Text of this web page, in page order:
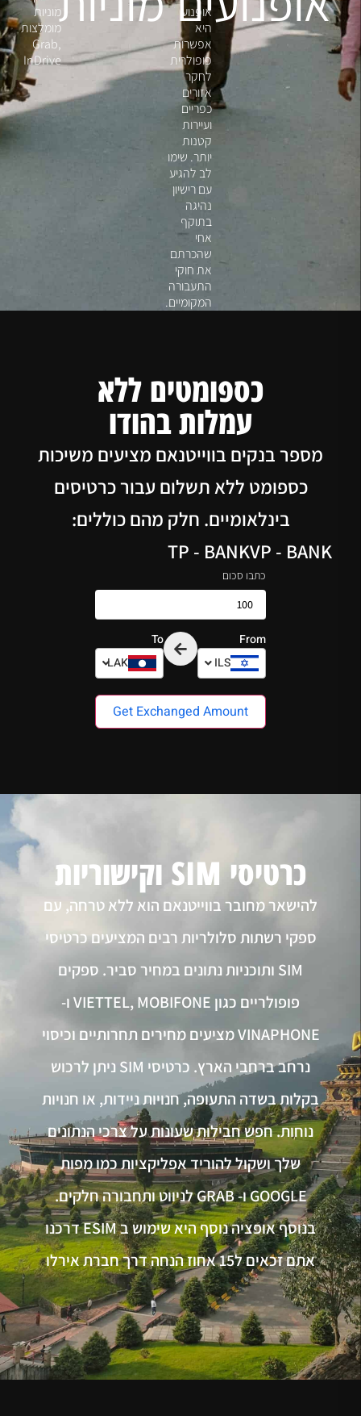
אופנוע
היא
אפשרות
פופולרית
לחקר
אזורים
כפריים
ועיירות
קטנות
יותר. שימו
לב להגיע
עם רישיון
נהיגה
בתוקף
אחי
שהכרתם
את חוקי
התעבורה
המקומיים.
מוניות
מומלצות
Grab,
InDrive
כספומטים ללא
עמלות בהודו
מספר בנקים בווייטנאם מציעים משיכות
כספומט ללא תשלום עבור כרטיסים
בינלאומיים. חלק מהם כוללים:
VP - BANK
TP - BANK
כתבו סכום
From
ILS
To
LAK
Get Exchanged Amount
כרטיסי SIM וקישוריות
להישאר מחובר בווייטנאם הוא ללא טרחה, עם
ספקי רשתות סלולריות רבים המציעים כרטיסי
SIM ותוכניות נתונים במחיר סביר. ספקים
פופולריים כגון VIETTEL, MOBIFONE ו-
VINAPHONE מציעים מחירים תחרותיים וכיסוי
נרחב ברחבי הארץ. כרטיסי SIM ניתן לרכוש
בקלות בשדה התעופה, חנויות ניידות, או חנויות
נוחות. חפש חבילות שעונות על צרכי הנתונים
שלך ושקול להוריד אפליקציות כמו מפות
GOOGLE ו- GRAB לניווט ותחבורה חלקים.
בנוסף אופציה נוסף היא שימוש ב ESIM דרכנו
אתם זכאים ל15 אחוז הנחה דרך חברת אירלו